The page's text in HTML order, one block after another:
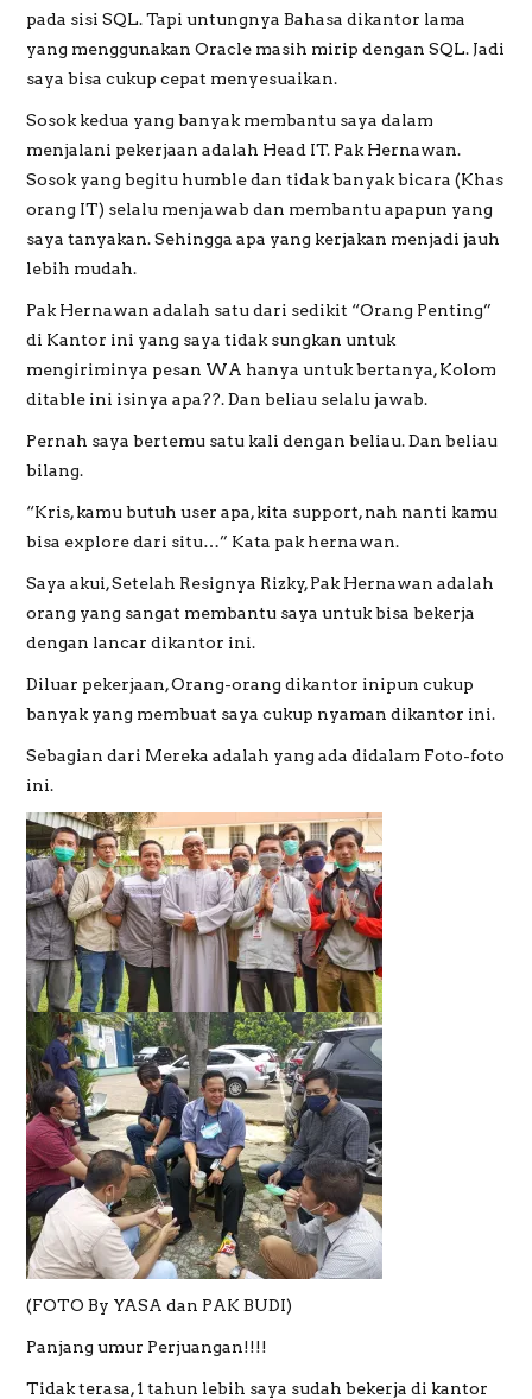
pada sisi SQL. Tapi untungnya Bahasa dikantor lama
yang menggunakan Oracle masih mirip dengan SQL. Jadi
saya bisa cukup cepat menyesuaikan.
Sosok kedua yang banyak membantu saya dalam
menjalani pekerjaan adalah Head IT. Pak Hernawan.
Sosok yang begitu humble dan tidak banyak bicara (Khas
orang IT) selalu menjawab dan membantu apapun yang
saya tanyakan. Sehingga apa yang kerjakan menjadi jauh
lebih mudah.
Pak Hernawan adalah satu dari sedikit “Orang Penting”
di Kantor ini yang saya tidak sungkan untuk
mengiriminya pesan WA hanya untuk bertanya, Kolom
ditable ini isinya apa??. Dan beliau selalu jawab.
Pernah saya bertemu satu kali dengan beliau. Dan beliau
bilang.
“Kris, kamu butuh user apa, kita support, nah nanti kamu
bisa explore dari situ…” Kata pak hernawan.
Saya akui, Setelah Resignya Rizky, Pak Hernawan adalah
orang yang sangat membantu saya untuk bisa bekerja
dengan lancar dikantor ini.
Diluar pekerjaan, Orang-orang dikantor inipun cukup
banyak yang membuat saya cukup nyaman dikantor ini.
Sebagian dari Mereka adalah yang ada didalam Foto-foto
ini.
(FOTO By YASA dan PAK BUDI)
Panjang umur Perjuangan!!!!
Tidak terasa, 1 tahun lebih saya sudah bekerja di kantor